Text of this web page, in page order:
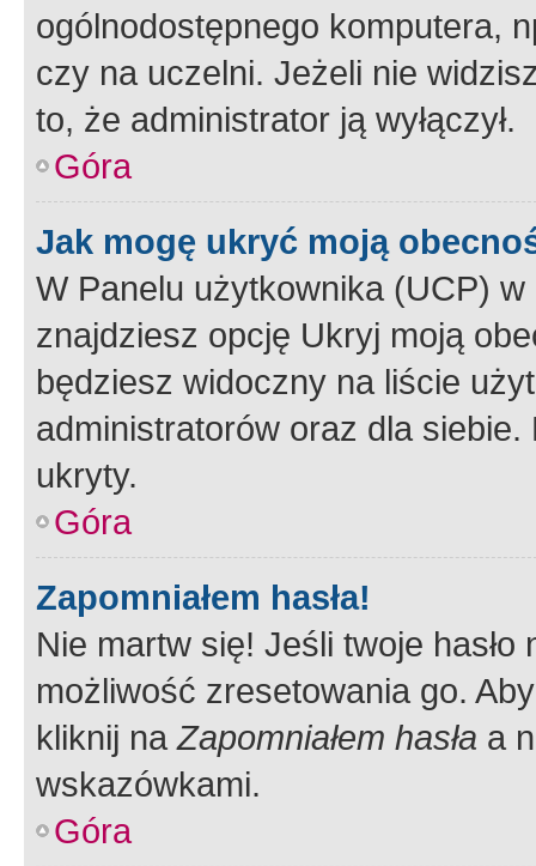
ogólnodostępnego komputera,
czy na uczelni. Jeżeli nie
to, że administrator ją wyłączył.
Góra
Jak mogę ukryć moją
W Panelu użytkownika (UCP) w
znajdziesz opcję Ukryj moją
będziesz widoczny na liście
administratorów oraz dla
ukryty.
Góra
Zapomniałem hasła!
Nie martw się! Jeśli twoje
możliwość zresetowania go.
kliknij naZapomniałem hasła a
wskazówkami.
Góra